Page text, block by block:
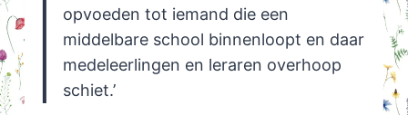
opvoeden tot iemand die een
middelbare school binnenloopt en daar
medeleerlingen en leraren overhoop
schiet.’